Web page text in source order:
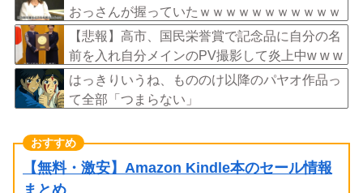
おっさんが握っていたｗｗｗｗｗｗｗｗｗｗｗ
ｗｗｗｗｗｗ
【悲報】高市、国民栄誉賞で記念品に自分の名
前を入れ自分メインのPV撮影して炎上中w w w
w w w w w w
はっきりいうね、もののけ以降のパヤオ作品っ
て全部「つまらない」
【無料・激安】Amazon Kindle本のセール情報
まとめ